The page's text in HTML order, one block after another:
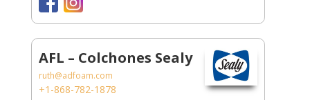
AFL – Colchones Sealy
ruth@adfoam.com
+1-868-782-1878